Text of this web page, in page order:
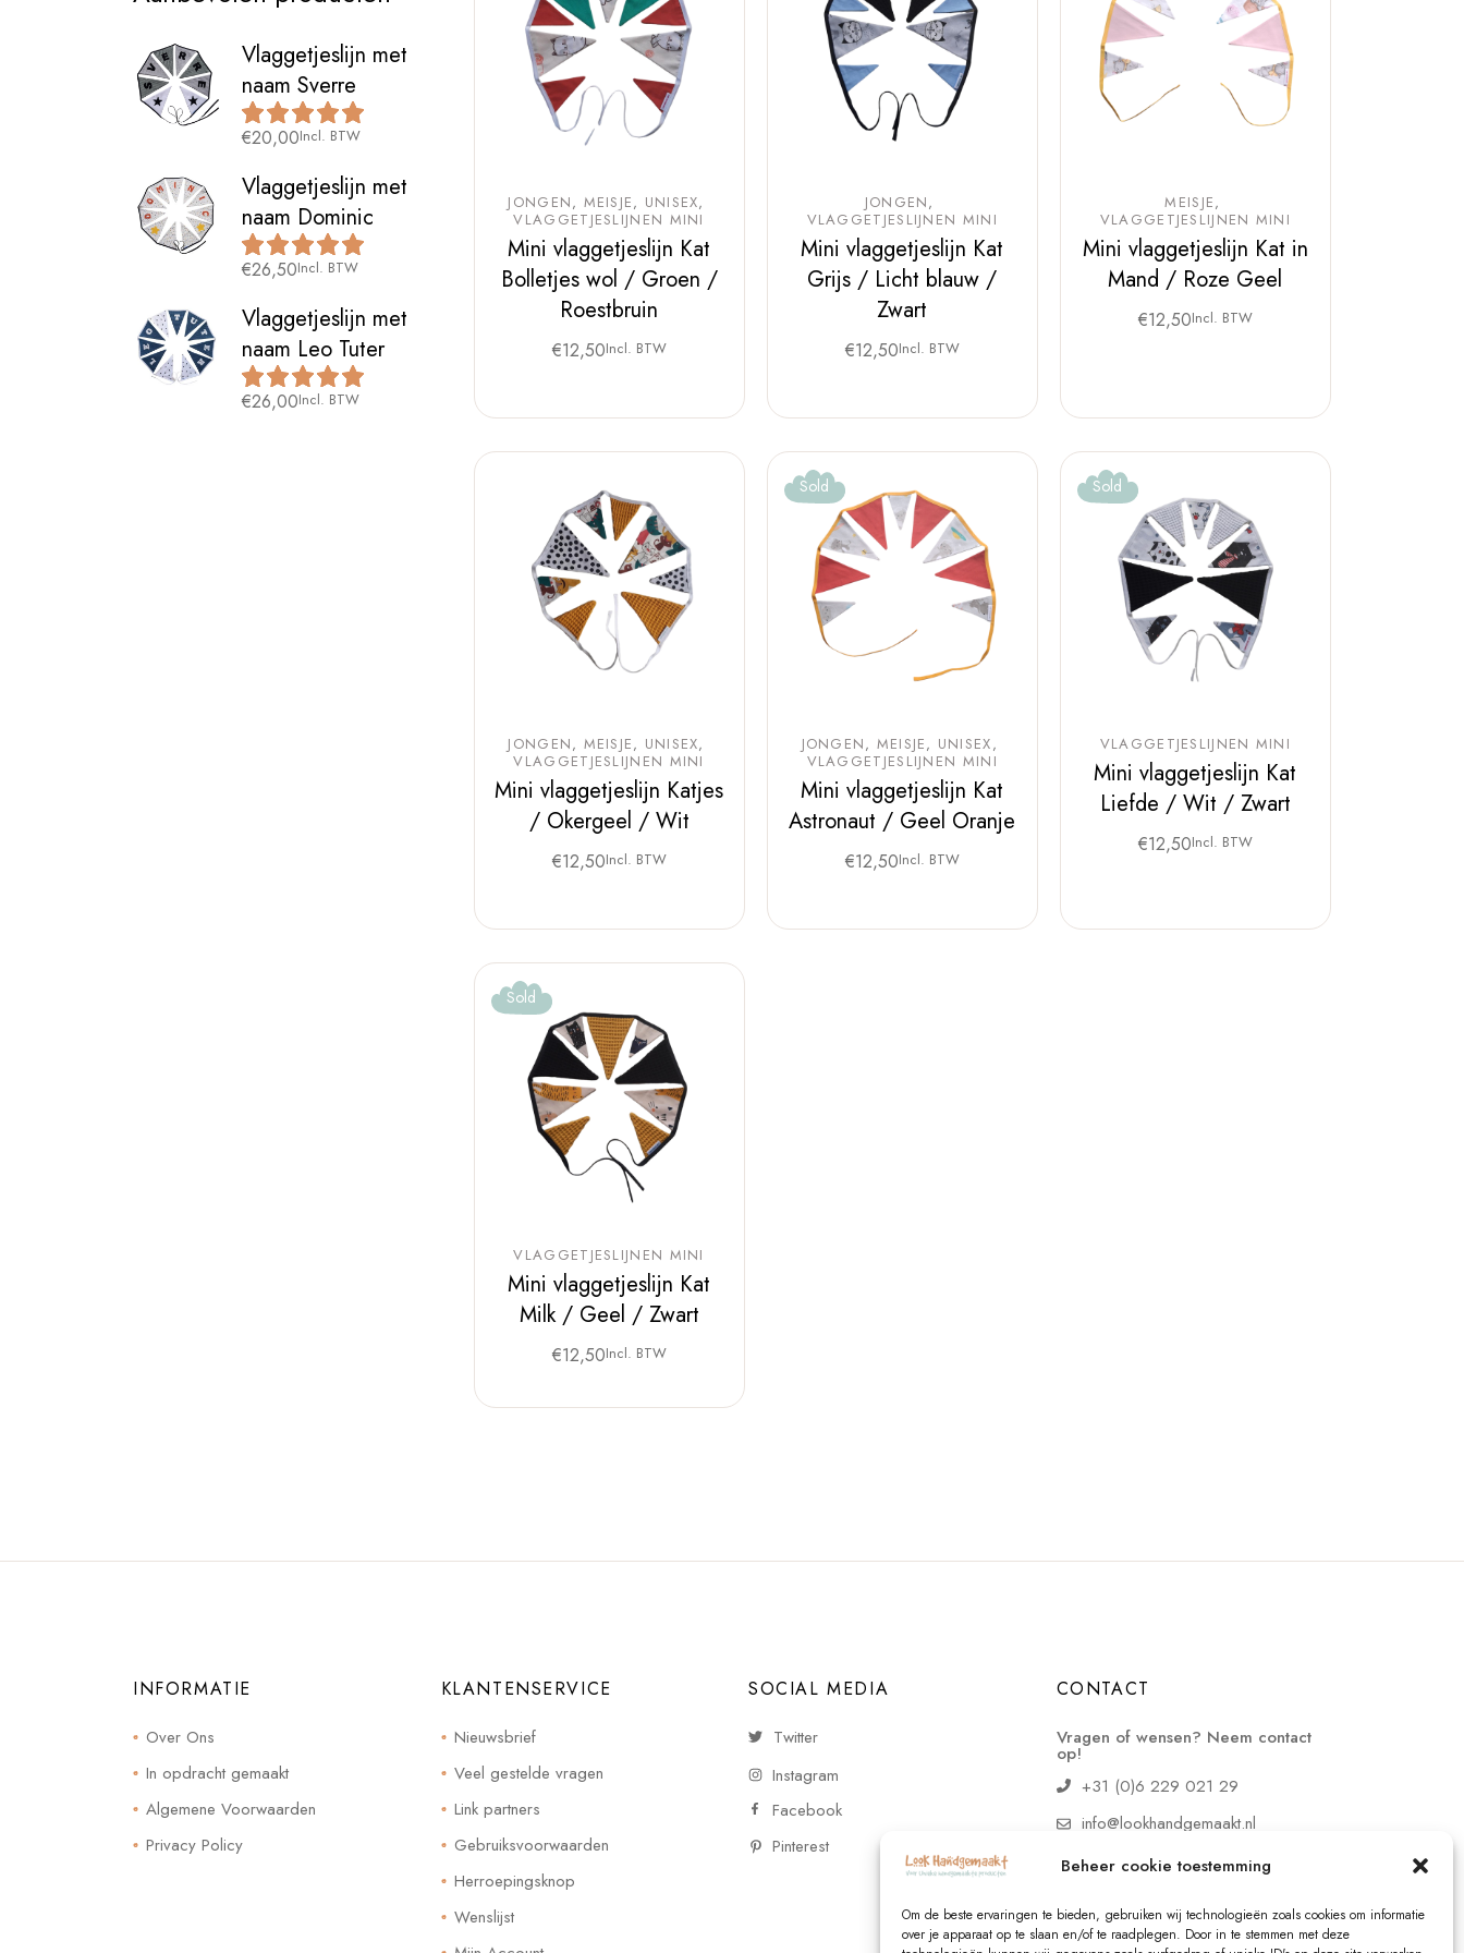
Beheer cookie toestemming
Om de beste ervaringen te bieden, gebruiken wij technologieën zoals cookies om informatie
over je apparaat op te slaan en/of te raadplegen. Door in te stemmen met deze
JONGEN MEISJE
UNISEX
VLAGGETJESLIJNEN MINI
Mini vlaggetjeslijn Kat
Bolletjes wol / Groen /
Roestbruin
€12,50Incl. BTW
JONGEN
VLAGGETJESLIJNEN MINI
Mini vlaggetjeslijn Kat
Grijs / Licht blauw /
Zwart
€12,50Incl. BTW
MEISJE
VLAGGETJESLIJNEN MINI
Mini vlaggetjeslijn Kat in
Mand / Roze Geel
€12,50Incl. BTW
JONGEN MEISJE
UNISEX
VLAGGETJESLIJNEN MINI
Mini vlaggetjeslijn Katjes
/ Okergeel / Wit
€12,50Incl. BTW
Sold
JONGEN MEISJE
UNISEX
VLAGGETJESLIJNEN MINI
Mini vlaggetjeslijn Kat
Astronaut / Geel Oranje
€12,50Incl. BTW
Sold
VLAGGETJESLIJNEN MINI
Mini vlaggetjeslijn Kat
Liefde / Wit / Zwart
€12,50Incl. BTW
Sold
VLAGGETJESLIJNEN MINI
Mini vlaggetjeslijn Kat
Milk / Geel / Zwart
€12,50Incl. BTW
Vlaggetjeslijn met
naam Sverre
€20,00Incl. BTW
Vlaggetjeslijn met
naam Dominic
€26,50Incl. BTW
Vlaggetjeslijn met
naam Leo Tuter
€26,00Incl. BTW
INFORMATIE
Over Ons
In opdracht gemaakt
Algemene Voorwaarden
Privacy Policy
KLANTENSERVICE
Nieuwsbrief
Veel gestelde vragen
Link partners
Gebruiksvoorwaarden
Herroepingsknop
Wenslijst
SOCIAL MEDIA
Twitter
Instagram
Facebook
Pinterest
CONTACT
Vragen of wensen? Neem contact
op!
+31 (0)6 229 021 29
info@lookhandgemaakt.nl